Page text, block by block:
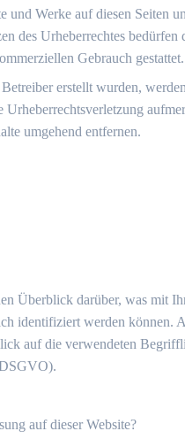
und Werke auf diesen Seiten
des Urheberrechtes
Gebrauch gestattet.
erstellt wurden,
Urheberrechtsverletzung
umgehend entfernen.
Überblick darüber, was mit
identifiziert werden können.
auf die verwendeten
auf dieser Website?